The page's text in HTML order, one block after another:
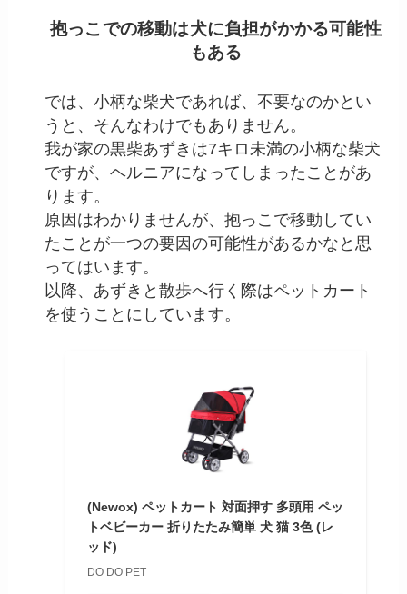
抱っこでの移動は犬に負担がかかる可能性
もある
では、小柄な柴犬であれば、不要なのかとい
うと、そんなわけでもありません。
我が家の黒柴あずきは7キロ未満の小柄な柴犬
ですが、ヘルニアになってしまったことがあ
ります。
原因はわかりませんが、抱っこで移動してい
たことが一つの要因の可能性があるかなと思
ってはいます。
以降、あずきと散歩へ行く際はペットカート
を使うことにしています。
(Newox) ペットカート 対面押す 多頭用 ペッ
トベビーカー 折りたたみ簡単 犬 猫 3色 (レ
ッド)
DO DO PET